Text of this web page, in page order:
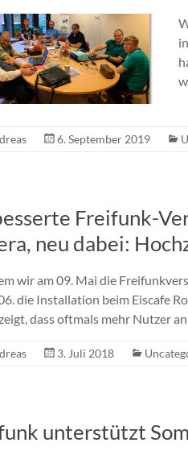
6. September 2019
Freifunk-
neu dabei:
wir am 09. Mai die
die Installation beim Eiscafe
dass oftmals mehr Nutzer
3. Juli 2018
unterstützt